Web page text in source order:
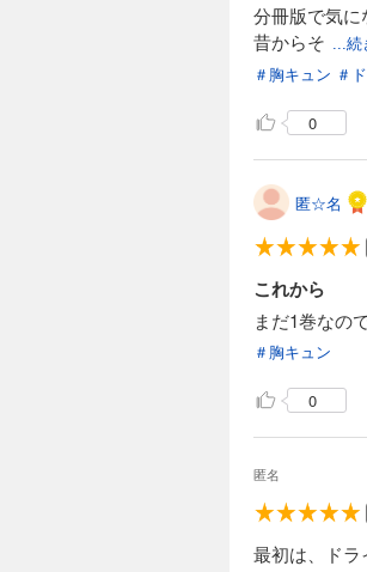
分冊版で気に
昔からそ ...続
＃胸キュン ＃
0
匿☆名
これから
まだ1巻なの
＃胸キュン
0
匿名
最初は、ド